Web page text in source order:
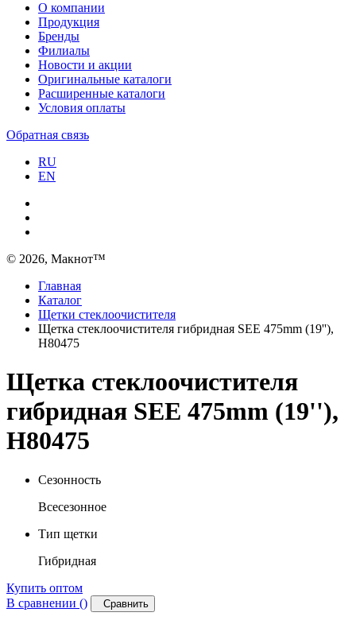
О компании
Продукция
Бренды
Филиалы
Новости и акции
Оригинальные каталоги
Расширенные каталоги
Условия оплаты
Обратная связь
RU
EN
© 2026, Макнот™
Главная
Каталог
Щетки стеклоочистителя
Щетка стеклоочистителя гибридная SEE 475mm (19''),
H80475
Щетка стеклоочистителя
гибридная SEE 475mm (19''),
H80475
Сезонность
Всесезонное
Тип щетки
Гибридная
Купить оптом
В сравнении () Сравнить